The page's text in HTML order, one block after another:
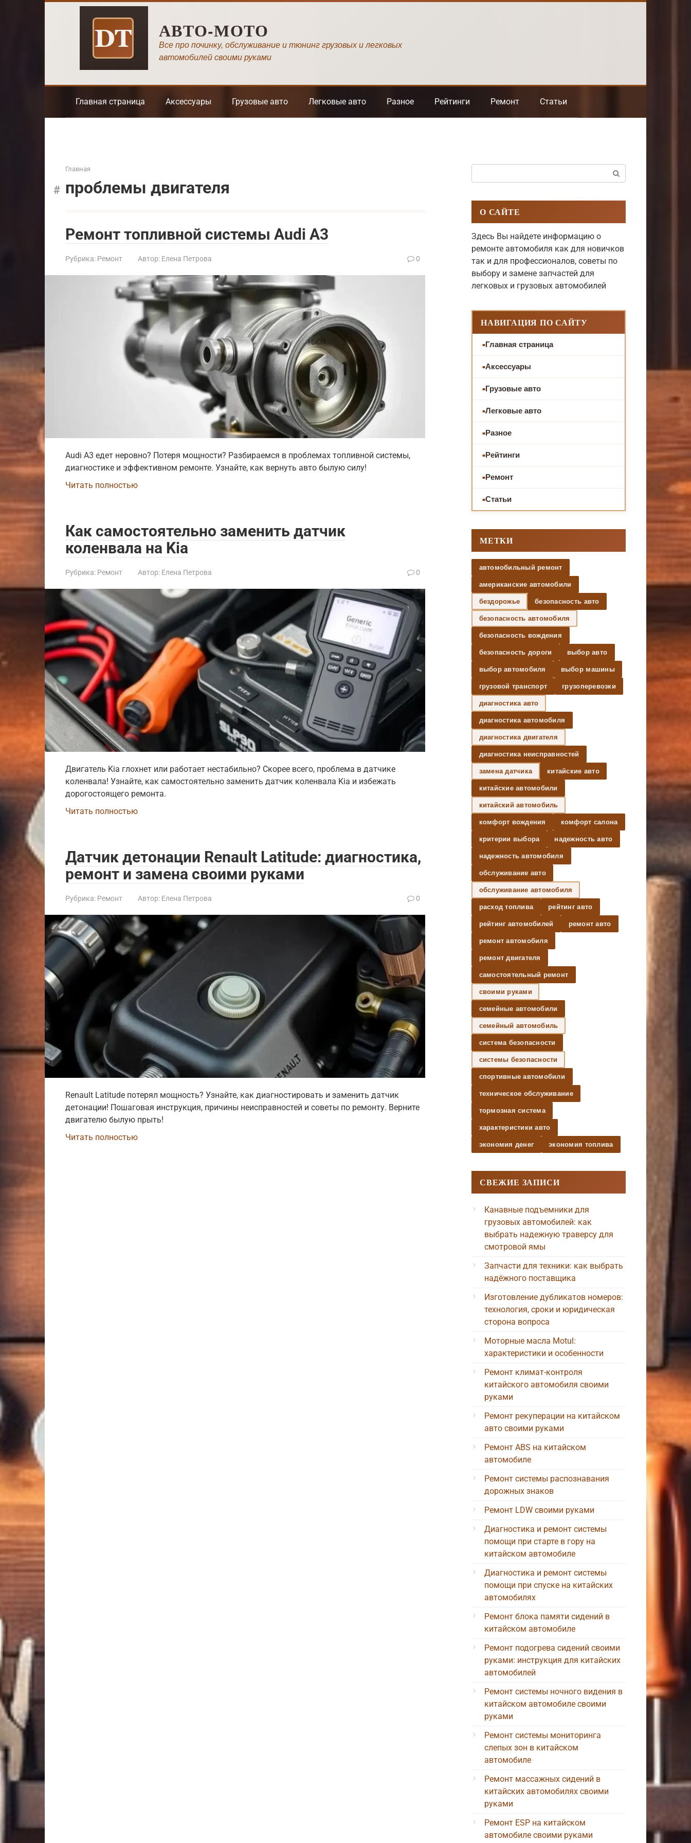
АВТО-МОТО
Все про починку, обслуживание и тюнинг грузовых и легковых
автомобилей своими руками
Главная страница Аксессуары Грузовые авто Легковые авто Разное Рейтинги Ремонт Статьи
Главная
проблемы двигателя
Ремонт топливной системы Audi A3
Рубрика: Ремонт Автор: Елена Петрова 0
Audi A3 едет неровно? Потеря мощности? Разбираемся в проблемах топливной системы,
диагностике и эффективном ремонте. Узнайте, как вернуть авто былую силу!
Читать полностью
Как самостоятельно заменить датчик
коленвала на Kia
Рубрика: Ремонт Автор: Елена Петрова 0
Двигатель Kia глохнет или работает нестабильно? Скорее всего, проблема в датчике
коленвала! Узнайте, как самостоятельно заменить датчик коленвала Kia и избежать
дорогостоящего ремонта.
Читать полностью
Датчик детонации Renault Latitude: диагностика,
ремонт и замена своими руками
Рубрика: Ремонт Автор: Елена Петрова 0
Renault Latitude потерял мощность? Узнайте, как диагностировать и заменить датчик
детонации! Пошаговая инструкция, причины неисправностей и советы по ремонту. Верните
двигателю былую прыть!
Читать полностью
О САЙТЕ
Здесь Вы найдете информацию о
ремонте автомобиля как для новичков
так и для профессионалов, советы по
выбору и замене запчастей для
легковых и грузовых автомобилей
НАВИГАЦИЯ ПО САЙТУ
Главная страница
Аксессуары
Грузовые авто
Легковые авто
Разное
Рейтинги
Ремонт
Статьи
МЕТКИ
автомобильный ремонт
американские автомобили
бездорожье безопасность авто
безопасность автомобиля
безопасность вождения
безопасность дороги выбор авто
выбор автомобиля выбор машины
грузовой транспорт грузоперевозки
диагностика авто
диагностика автомобиля
диагностика двигателя
диагностика неисправностей
замена датчика китайские авто
китайские автомобили
китайский автомобиль
комфорт вождения комфорт салона
критерии выбора надежность авто
надежность автомобиля
обслуживание авто
обслуживание автомобиля
расход топлива рейтинг авто
рейтинг автомобилей ремонт авто
ремонт автомобиля
ремонт двигателя
самостоятельный ремонт
своими руками
семейные автомобили
семейный автомобиль
система безопасности
системы безопасности
спортивные автомобили
техническое обслуживание
тормозная система
характеристики авто
экономия денег экономия топлива
СВЕЖИЕ ЗАПИСИ
Канавные подъемники для
грузовых автомобилей: как
выбрать надежную траверсу для
смотровой ямы
Запчасти для техники: как выбрать
надёжного поставщика
Изготовление дубликатов номеров:
технология, сроки и юридическая
сторона вопроса
Моторные масла Motul:
характеристики и особенности
Ремонт климат-контроля
китайского автомобиля своими
руками
Ремонт рекуперации на китайском
авто своими руками
Ремонт ABS на китайском
автомобиле
Ремонт системы распознавания
дорожных знаков
Ремонт LDW своими руками
Диагностика и ремонт системы
помощи при старте в гору на
китайском автомобиле
Диагностика и ремонт системы
помощи при спуске на китайских
автомобилях
Ремонт блока памяти сидений в
китайском автомобиле
Ремонт подогрева сидений своими
руками: инструкция для китайских
автомобилей
Ремонт системы ночного видения в
китайском автомобиле своими
руками
Ремонт системы мониторинга
слепых зон в китайском
автомобиле
Ремонт массажных сидений в
китайских автомобилях своими
руками
Ремонт ESP на китайском
автомобиле своими руками